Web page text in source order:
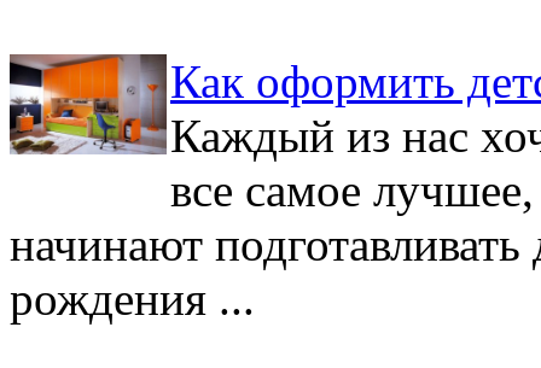
Как оформить
Каждый из нас
все самое
начинают
рождения ...